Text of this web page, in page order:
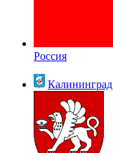
Россия
Калининград